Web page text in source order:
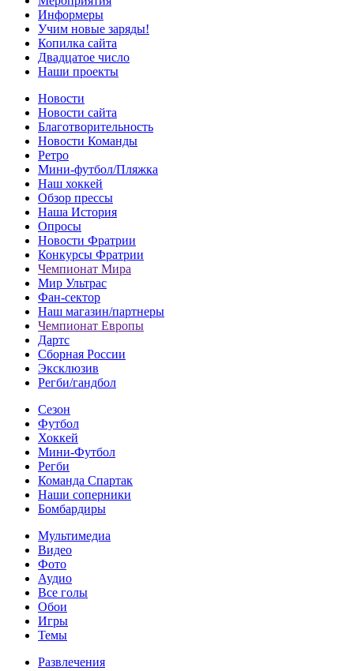
Информеры
Учим новые заряды!
Копилка сайта
Двадцатое число
Наши проекты
Новости
Новости сайта
Благотворительность
Новости Команды
Ретро
Мини-футбол/Пляжка
Наш хоккей
Обзор прессы
Наша История
Опросы
Новости Фратрии
Конкурсы Фратрии
Чемпионат Мира
Мир Ультрас
Фан-cектор
Наш магазин/партнеры
Чемпионат Европы
Дартс
Сборная России
Эксклюзив
Регби/гандбол
Сезон
Футбол
Хоккей
Мини-Футбол
Регби
Команда Спартак
Наши соперники
Бомбардиры
Мультимедиа
Видео
Фото
Аудио
Все голы
Обои
Игры
Темы
Развлечения